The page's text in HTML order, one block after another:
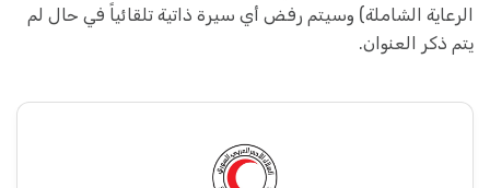
الرعاية الشاملة) وسيتم رفض أي سيرة ذاتية تلقائياً في حال لم
يتم ذكر العنوان.